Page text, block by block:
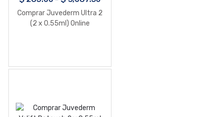
Comprar Juvederm Ultra 2
(2 x 0.55ml) Online